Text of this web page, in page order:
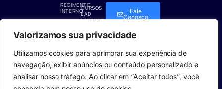
Valorizamos sua privacidade
Utilizamos cookies para aprimorar sua experiência de
navegação, exibir anúncios ou conteúdo personalizado e
analisar nosso tráfego. Ao clicar em “Aceitar todos”, você
REGIMENTO
INTERNO
REVISTAS
ASSINADAS
CURSOS
EAD
LINKS
GERAIS
CONSULTOR
CONTATO
POLÍTICA DE
PRIVACIDADE
Fale
Conosco
© Todos os Direitos Reservados a Faculdade Academus – FAAC